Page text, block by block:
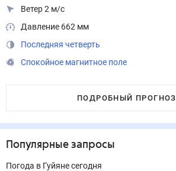
Ветер 2 м/с
Давление 662 мм
Последняя четверть
Спокойное магнитное поле
ПОДРОБНЫЙ ПРОГНОЗ
Популярные запросы
Погода в Гуйяне сегодня